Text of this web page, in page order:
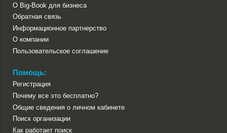
О Big-Book для бизнеса
Обратная связь
Информационное партнерство
О компании
Пользовательское соглашение
Помощь:
Регистрация
Почему все это бесплатно?
Общие сведения о личном кабинете
Поиск организации
Как работает поиск